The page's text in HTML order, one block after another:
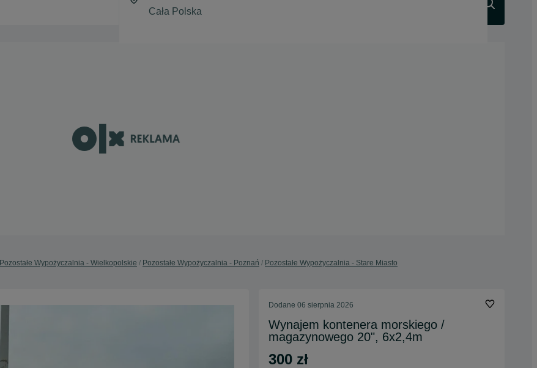
Pozostałe Wypożyczalnia - Wielkopolskie Pozostałe Wypożyczalnia - Poznań Pozostałe Wypożyczalnia - Stare Miasto
Dodane 06 sierpnia 2026
Wynajem kontenera morskiego /
magazynowego 20", 6x2,4m
300 zł